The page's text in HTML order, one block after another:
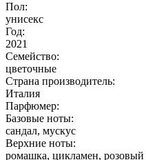
Пол:
унисекс
Год:
2021
Семейство:
цветочные
Страна производитель:
Италия
Парфюмер:
Базовые ноты:
сандал, мускус
Верхние ноты:
ромашка, цикламен,